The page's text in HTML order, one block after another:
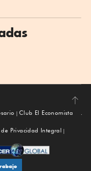
Subir
Club El Economista
Privacidad Integral